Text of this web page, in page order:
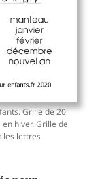
Grille de 20
hiver. Grille de
les lettres